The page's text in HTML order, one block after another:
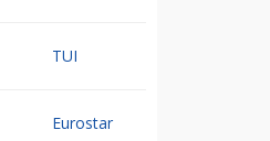
TUI
Eurostar